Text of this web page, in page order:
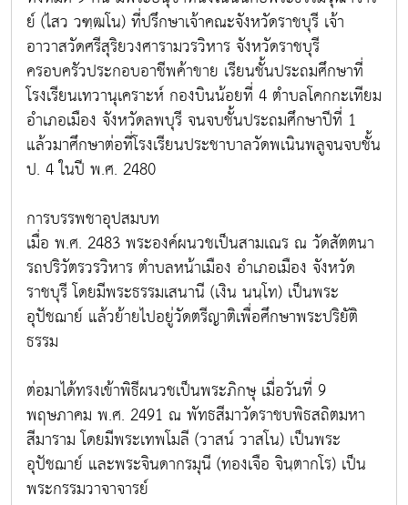
ย์ (ไสว วฑฺฒโน) ที่ปรึกษาเจ้าคณะจังหวัดราชบุรี เจ้า
อาวาสวัดศรีสุริยวงศารามวรวิหาร จังหวัดราชบุรี
ครอบครัวประกอบอาชีพค้าขาย เรียนชั้นประถมศึกษาที่
โรงเรียนเทวานุเคราะห์ กองบินน้อยที่ 4 ตำบลโคกกะเทียม
อำเภอเมือง จังหวัดลพบุรี จนจบชั้นประถมศึกษาปีที่ 1
แล้วมาศึกษาต่อที่โรงเรียนประชาบาลวัดพเนินพลูจนจบชั้น
ป. 4 ในปี พ.ศ. 2480
การบรรพชาอุปสมบท
เมื่อ พ.ศ. 2483 พระองค์ผนวชเป็นสามเณร ณ วัดสัตตนา
รถปริวัตรวรวิหาร ตำบลหน้าเมือง อำเภอเมือง จังหวัด
ราชบุรี โดยมีพระธรรมเสนานี (เงิน นนฺโท) เป็นพระ
อุปัชฌาย์ แล้วย้ายไปอยู่วัดตรีญาติเพื่อศึกษาพระปริยัติ
ธรรม
ต่อมาได้ทรงเข้าพิธีผนวชเป็นพระภิกษุ เมื่อวันที่ 9
พฤษภาคม พ.ศ. 2491 ณ พัทธสีมาวัดราชบพิธสถิตมหา
สีมาราม โดยมีพระเทพโมลี (วาสน์ วาสโน) เป็นพระ
อุปัชฌาย์ และพระจินดากรมุนี (ทองเจือ จินฺตากโร) เป็น
พระกรรมวาจาจารย์